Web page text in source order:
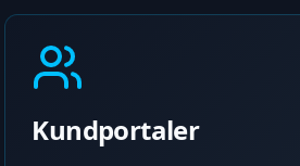
Kundportaler